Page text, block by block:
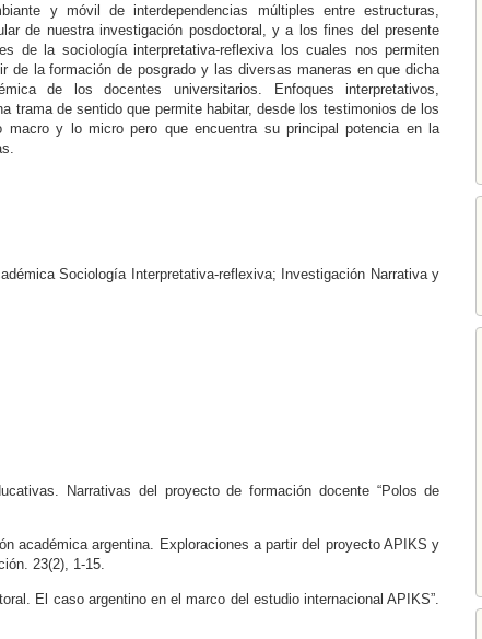
y móvil de interdependencias múltiples entre estructuras,
de nuestra investigación posdoctoral, y a los fines del presente
de la sociología interpretativa-reflexiva los cuales nos permiten
de la formación de posgrado y las diversas maneras en que dicha
de los docentes universitarios. Enfoques interpretativos,
trama de sentido que permite habitar, desde los testimonios de los
y lo micro pero que encuentra su principal potencia en la
Sociología Interpretativa-reflexiva; Investigación Narrativa y
Narrativas del proyecto de formación docente “Polos de
académica argentina. Exploraciones a partir del proyecto APIKS y
23(2), 1-15.
El caso argentino en el marco del estudio internacional APIKS”.